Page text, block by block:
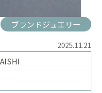
ブランドジュエリー
2025.11.21